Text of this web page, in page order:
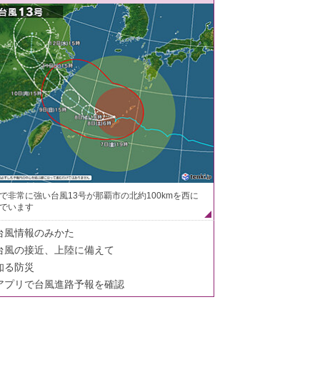
非常に強い台風13号が那覇市の北約100kmを西に
います
風情報のみかた
風の接近、上陸に備えて
る防災
プリで台風進路予報を確認